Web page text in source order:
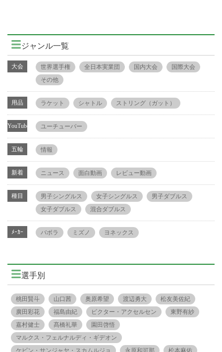
ジャンル一覧
大会 世界選手権 全日本実業団 国内大会
国際大会
その他
用品 ラケット シャトル ストリング（ガット）
YouTube ユーチューバー
五輪 情報
新着 ニュース 面白動画 レビュー動画
種目 男子シングルス 女子シングルス
男子ダブルス
女子ダブルス
混合ダブルス
ﾒｰｶｰ バボラ ミズノ ヨネックス
選手別
桃田賢斗 山口茜 奥原希望 渡辺勇大
松友美佐紀
廣田彩花
福島由紀 ビクター・アクセルセン
東野有紗
嘉村健士
髙橋礼華
園田啓悟
マルクス・フェルナルディ・ギデオン